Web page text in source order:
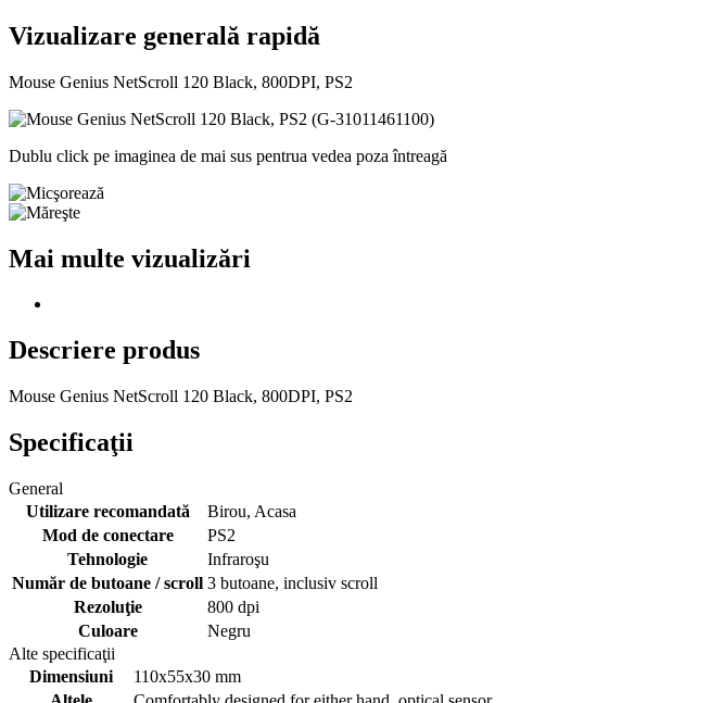
Vizualizare generală rapidă
Mouse Genius NetScroll 120 Black, 800DPI, PS2
Dublu click pe imaginea de mai sus pentrua vedea poza întreagă
Mai multe vizualizări
Descriere produs
Mouse Genius NetScroll 120 Black, 800DPI, PS2
Specificaţii
General
Utilizare recomandată
Birou, Acasa
Mod de conectare
PS2
Tehnologie
Infraroşu
Număr de butoane / scroll 3 butoane, inclusiv scroll
Rezoluţie
800 dpi
Culoare
Negru
Alte specificaţii
Dimensiuni
110x55x30 mm